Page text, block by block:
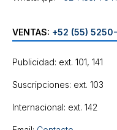
VENTAS: +52 (55)
Publicidad: ext. 101, 141
Suscripciones: ext. 103
Internacional: ext. 142